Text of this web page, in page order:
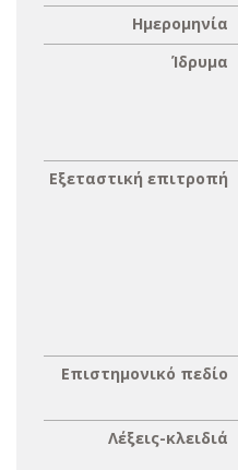
Ημερομηνία
Ίδρυμα
Εξεταστική επιτροπή
Επιστημονικό πεδίο
Λέξεις-κλειδιά